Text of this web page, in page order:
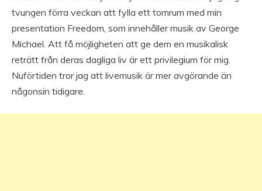
tvungen förra veckan att fylla ett tomrum med min
presentation Freedom, som innehåller musik av George
Michael. Att få möjligheten att ge dem en musikalisk
reträtt från deras dagliga liv är ett privilegium för mig.
Nuförtiden tror jag att livemusik är mer avgörande än
någonsin tidigare.